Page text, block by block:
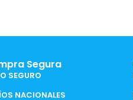
Segura
SEGURO
NACIONALES